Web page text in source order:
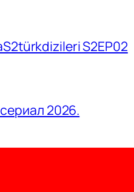
S2EP02
2026.